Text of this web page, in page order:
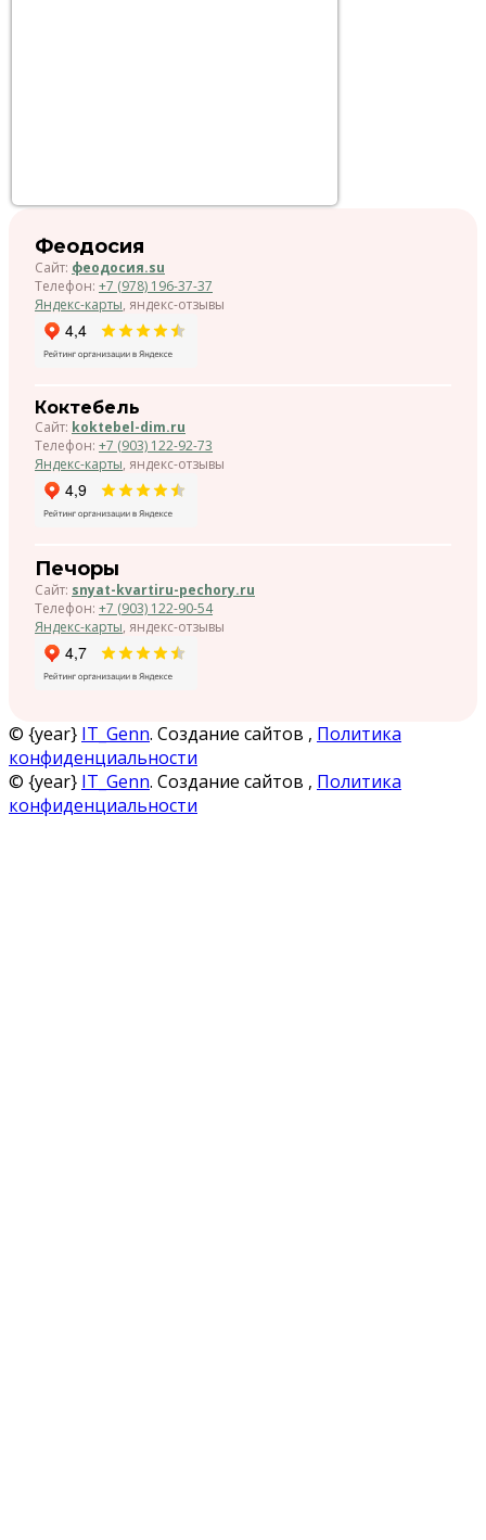
Феодосия
Сайт: феодосия.su
Телефон: +7 (978) 196-37-37
Яндекс-карты, яндекс-отзывы
Коктебель
Сайт: koktebel-dim.ru
Телефон: +7 (903) 122-92-73
Яндекс-карты, яндекс-отзывы
Печоры
Сайт: snyat-kvartiru-pechory.ru
Телефон: +7 (903) 122-90-54
Яндекс-карты, яндекс-отзывы
© {year} IT_Genn. Создание сайтов , Политика
конфиденциальности
© {year} IT_Genn. Создание сайтов , Политика
конфиденциальности